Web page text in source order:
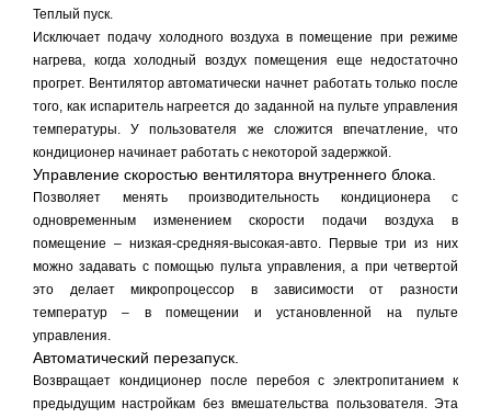
Теплый пуск.
Исключает подачу холодного воздуха в помещение при режиме
нагрева, когда холодный воздух помещения еще недостаточно
прогрет. Вентилятор автоматически начнет работать только после
того, как испаритель нагреется до заданной на пульте управления
температуры. У пользователя же сложится впечатление, что
кондиционер начинает работать с некоторой задержкой.
Управление скоростью вентилятора внутреннего блока.
Позволяет менять производительность кондиционера с
одновременным изменением скорости подачи воздуха в
помещение – низкая-средняя-высокая-авто. Первые три из них
можно задавать с помощью пульта управления, а при четвертой
это делает микропроцессор в зависимости от разности
температур – в помещении и установленной на пульте
управления.
Автоматический перезапуск.
Возвращает кондиционер после перебоя с электропитанием к
предыдущим настройкам без вмешательства пользователя. Эта